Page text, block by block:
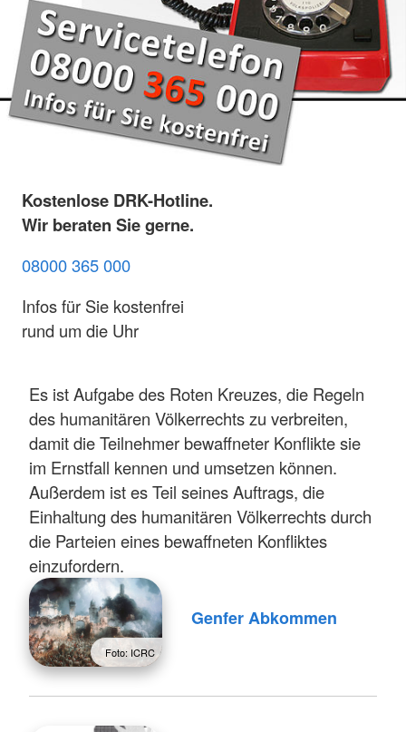
Kostenlose DRK-Hotline.
Wir beraten Sie gerne.
08000 365 000
Infos für Sie kostenfrei
rund um die Uhr
Es ist Aufgabe des Roten Kreuzes, die Regeln
des humanitären Völkerrechts zu verbreiten,
damit die Teilnehmer bewaffneter Konflikte sie
im Ernstfall kennen und umsetzen können.
Außerdem ist es Teil seines Auftrags, die
Einhaltung des humanitären Völkerrechts durch
die Parteien eines bewaffneten Konfliktes
einzufordern.
Foto: ICRC
Genfer Abkommen